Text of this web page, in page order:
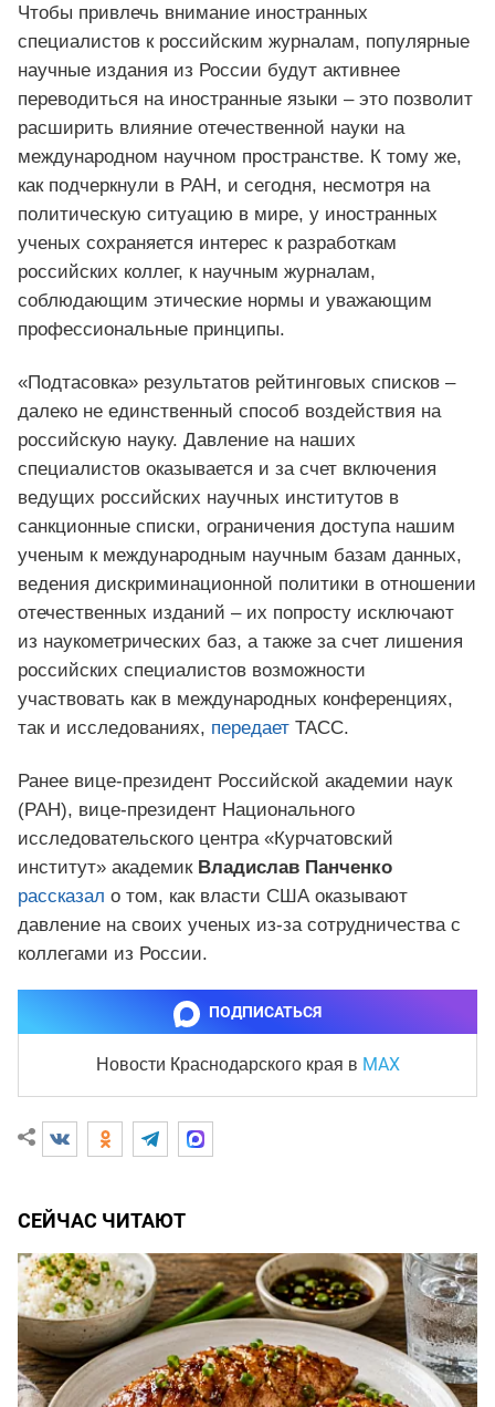
Чтобы привлечь внимание иностранных
специалистов к российским журналам, популярные
научные издания из России будут активнее
переводиться на иностранные языки – это позволит
расширить влияние отечественной науки на
международном научном пространстве. К тому же,
как подчеркнули в РАН, и сегодня, несмотря на
политическую ситуацию в мире, у иностранных
ученых сохраняется интерес к разработкам
российских коллег, к научным журналам,
соблюдающим этические нормы и уважающим
профессиональные принципы.
«Подтасовка» результатов рейтинговых списков –
далеко не единственный способ воздействия на
российскую науку. Давление на наших
специалистов оказывается и за счет включения
ведущих российских научных институтов в
санкционные списки, ограничения доступа нашим
ученым к международным научным базам данных,
ведения дискриминационной политики в отношении
отечественных изданий – их попросту исключают
из наукометрических баз, а также за счет лишения
российских специалистов возможности
участвовать как в международных конференциях,
так и исследованиях, передает ТАСС.
Ранее вице-президент Российской академии наук
(РАН), вице-президент Национального
исследовательского центра «Курчатовский
институт» академикВладислав Панченко
рассказал о том, как власти США оказывают
давление на своих ученых из-за сотрудничества с
коллегами из России.
ПОДПИСАТЬСЯ
Новости Краснодарского края в MAX
СЕЙЧАС ЧИТАЮТ